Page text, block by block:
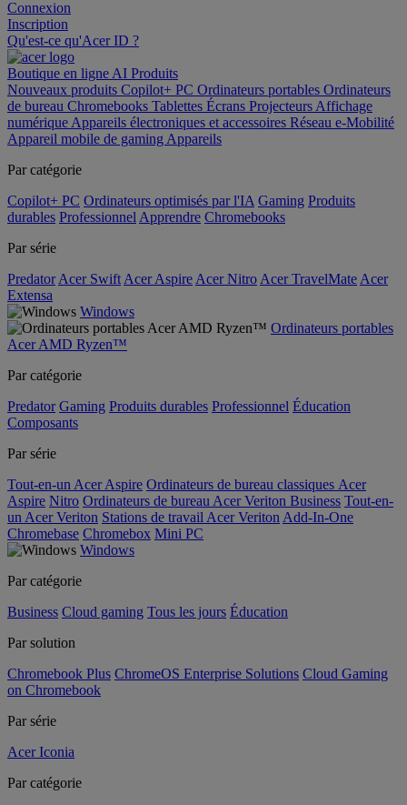
Connexion
Inscription
Qu'est-ce qu'Acer ID ?
Boutique en ligne AI Produits
Nouveaux produits Copilot+ PC Ordinateurs portables Ordinateurs
de bureau Chromebooks Tablettes Écrans Projecteurs Affichage
numérique Appareils électroniques et accessoires Réseau e-Mobilité
Appareil mobile de gaming Appareils
Par catégorie
Copilot+ PC Ordinateurs optimisés par l'IA Gaming Produits
durables Professionnel Apprendre Chromebooks
Par série
Predator Acer Swift Acer Aspire Acer Nitro Acer TravelMate Acer
Extensa
Windows
Ordinateurs portables
Acer AMD Ryzen™
Par catégorie
Predator Gaming Produits durables Professionnel Éducation
Composants
Par série
Tout-en-un Acer Aspire Ordinateurs de bureau classiques Acer
Aspire Nitro Ordinateurs de bureau Acer Veriton Business Tout-en-
un Acer Veriton Stations de travail Acer Veriton Add-In-One
Chromebase Chromebox Mini PC
Windows
Par catégorie
Business Cloud gaming Tous les jours Éducation
Par solution
Chromebook Plus ChromeOS Enterprise Solutions Cloud Gaming
on Chromebook
Par série
Acer Iconia
Par catégorie